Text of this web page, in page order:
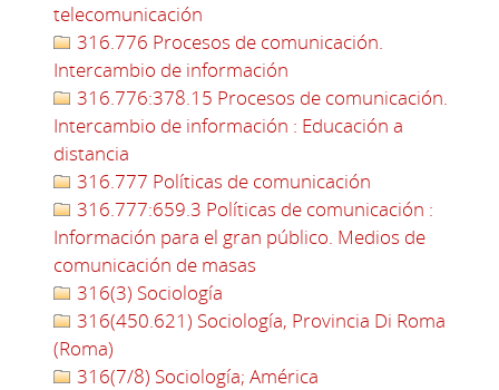
telecomunicación
316.776 Procesos de comunicación.
Intercambio de información
316.776:378.15 Procesos de comunicación.
Intercambio de información : Educación a
distancia
316.777 Políticas de comunicación
316.777:659.3 Políticas de comunicación :
Información para el gran público. Medios de
comunicación de masas
316(3) Sociología
316(450.621) Sociología, Provincia Di Roma
(Roma)
316(7/8) Sociología; América